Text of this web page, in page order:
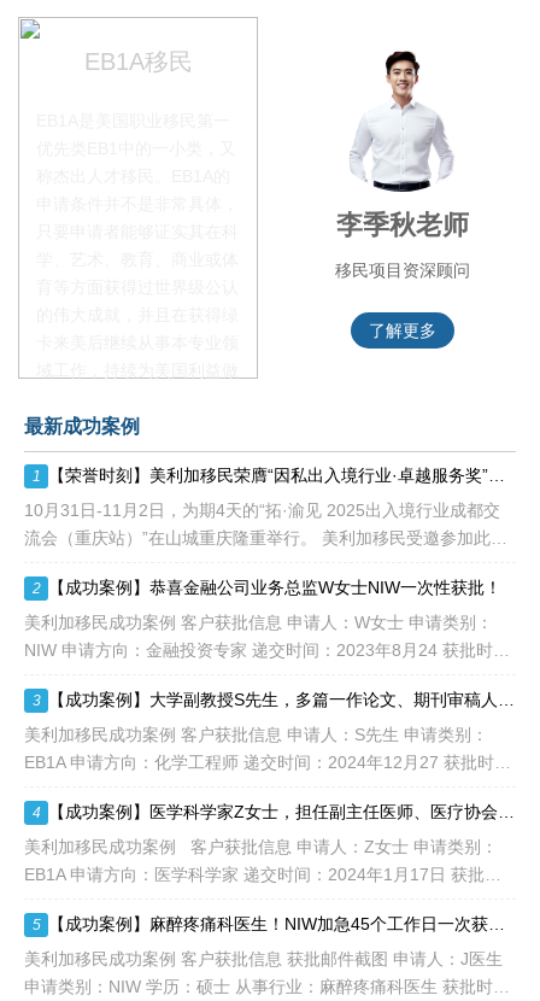
EB1A移民
额占全球移民签证配额的
28.6%，即大约4万个移民
签证，都会用于满足"优
先"移民类别的申请。EB1A
不需要雇主支持、不用办理
等的限制，所以也愈来愈受
到中国杰出人才的青睐。
李季秋老师
移民项目资深顾问
了解更多
最新成功案例
1
10月31日-11月2日，为期4天的“拓·渝见 2025出入境行业成都交
流会（重庆站）”在山城重庆隆重举行。 美利加移民受邀参加此次
2
【成功案例】恭喜金融公司业务总监W女士NIW一次性获批！
美利加移民成功案例 客户获批信息 申请人：W女士 申请类别：
NIW 申请方向：金融投资专家 递交时间：2023年8月24 获批时
3
美利加移民成功案例 客户获批信息 申请人：S先生 申请类别：
EB1A 申请方向：化学工程师 递交时间：2024年12月27 获批时
4
美利加移民成功案例 客户获批信息 申请人：Z女士 申请类别：
EB1A 申请方向：医学科学家 递交时间：2024年1月17日 获批时
5
美利加移民成功案例 客户获批信息 获批邮件截图 申请人：J医生
申请类别：NIW 学历：硕士 从事行业：麻醉疼痛科医生 获批时